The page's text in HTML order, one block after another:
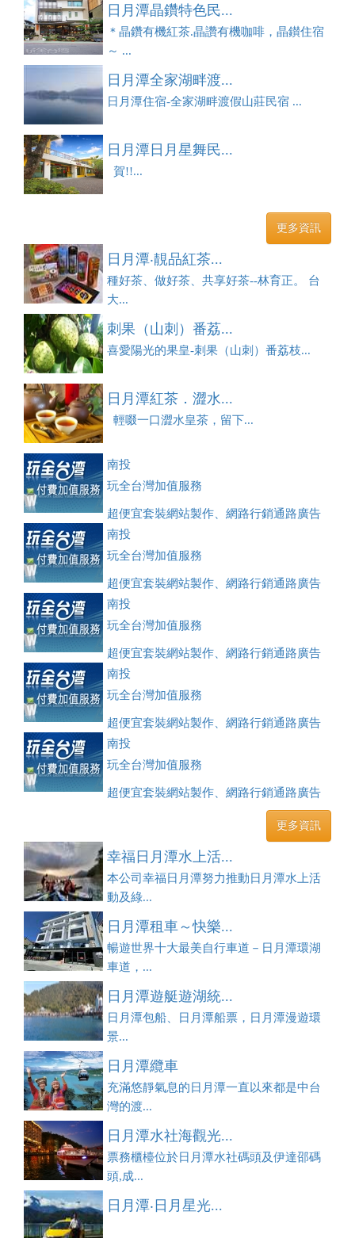
日月潭晶鑽特色民...
＊晶鑽有機紅茶.晶讚有機咖啡，晶鑚住宿
～ ...
日月潭全家湖畔渡...
日月潭住宿-全家湖畔渡假山莊民宿 ...
日月潭日月星舞民...
賀!!...
更多資訊
日月潭‧靚品紅茶...
種好茶、做好茶、共享好茶--林育正。 台
大...
刺果（山刺）番荔...
喜愛陽光的果皇-刺果（山刺）番荔枝...
日月潭紅茶．澀水...
輕啜一口澀水皇茶，留下...
南投
玩全台灣加值服務
超便宜套裝網站製作、網路行銷通路廣告
刊登、訂房系統、客房委託旅行社銷售，全面優惠中....
南投
玩全台灣加值服務
超便宜套裝網站製作、網路行銷通路廣告
刊登、訂房系統、客房委託旅行社銷售，全面優惠中....
南投
玩全台灣加值服務
超便宜套裝網站製作、網路行銷通路廣告
刊登、訂房系統、客房委託旅行社銷售，全面優惠中....
南投
玩全台灣加值服務
超便宜套裝網站製作、網路行銷通路廣告
刊登、訂房系統、客房委託旅行社銷售，全面優惠中....
南投
玩全台灣加值服務
超便宜套裝網站製作、網路行銷通路廣告
刊登、訂房系統、客房委託旅行社銷售，全面優惠中....
更多資訊
幸福日月潭水上活...
本公司幸福日月潭努力推動日月潭水上活
動及綠...
日月潭租車～快樂...
暢遊世界十大最美自行車道－日月潭環湖
車道，...
日月潭遊艇遊湖統...
日月潭包船、日月潭船票，日月潭漫遊環
景...
日月潭纜車
充滿悠靜氣息的日月潭一直以來都是中台
灣的渡...
日月潭水社海觀光...
票務櫃檯位於日月潭水社碼頭及伊達邵碼
頭,成...
日月潭‧日月星光...